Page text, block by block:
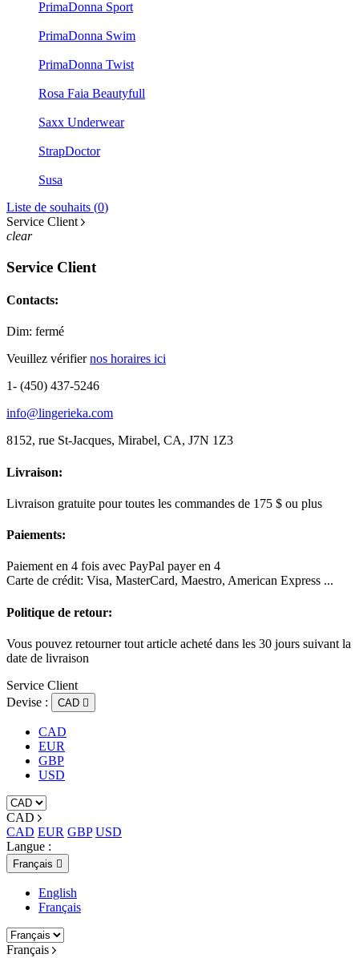
PrimaDonna Sport
PrimaDonna Swim
PrimaDonna Twist
Rosa Faia Beautyfull
Saxx Underwear
StrapDoctor
Susa
Liste de souhaits (0)
Service Client
clear
Service Client
Contacts:
Dim: fermé
Veuillez vérifiernos horaires ici
1- (450) 437-5246
info@lingerieka.com
8152, rue St-Jacques, Mirabel, CA, J7N 1Z3
Livraison:
Livraison gratuite pour toutes les commandes de 175 $ ou plus
Paiements:
Paiement en 4 fois avec PayPal payer en 4
Carte de crédit: Visa, MasterCard, Maestro, American Express ...
Politique de retour:
Vous pouvez retourner tout article acheté dans les 30 jours suivant la
date de livraison
Service Client
Devise :
CAD 
CAD
EUR
GBP
USD
CAD
CAD EUR GBP USD
Langue :
Français 
English
Français
Français